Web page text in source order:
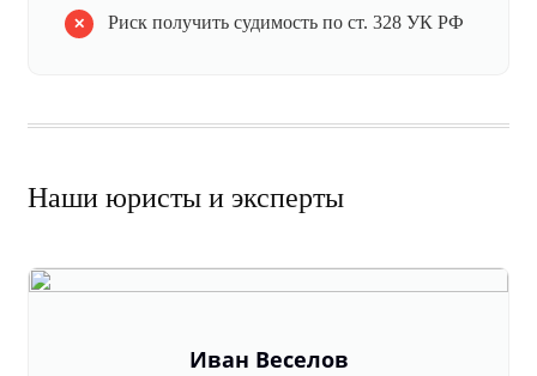
Риск получить судимость по ст. 328 УК РФ
Наши юристы и эксперты
Иван Веселов